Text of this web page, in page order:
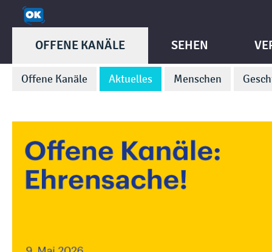
OFFENE KANÄLE
Offene Kanäle Aktuelles Menschen
SEHEN